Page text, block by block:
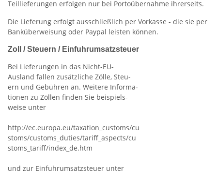
Teillieferungen erfolgen nur bei Portoübernahme ihrerseits.
Die Lieferung erfolgt ausschließlich per Vorkasse - die sie per
Banküberweisung oder Paypal leisten können.
Zoll / Steuern / Einfuhrumsatzsteuer
Bei Lieferungen in das Nicht-EU-
Ausland fallen zusätzliche Zölle, Steu-
ern und Gebühren an. Weitere Informa-
tionen zu Zöllen finden Sie beispiels-
weise unter
http://ec.europa.eu/taxation_customs/cu
stoms/customs_duties/tariff_aspects/cu
stoms_tariff/index_de.htm
und zur Einfuhrumsatzsteuer unter